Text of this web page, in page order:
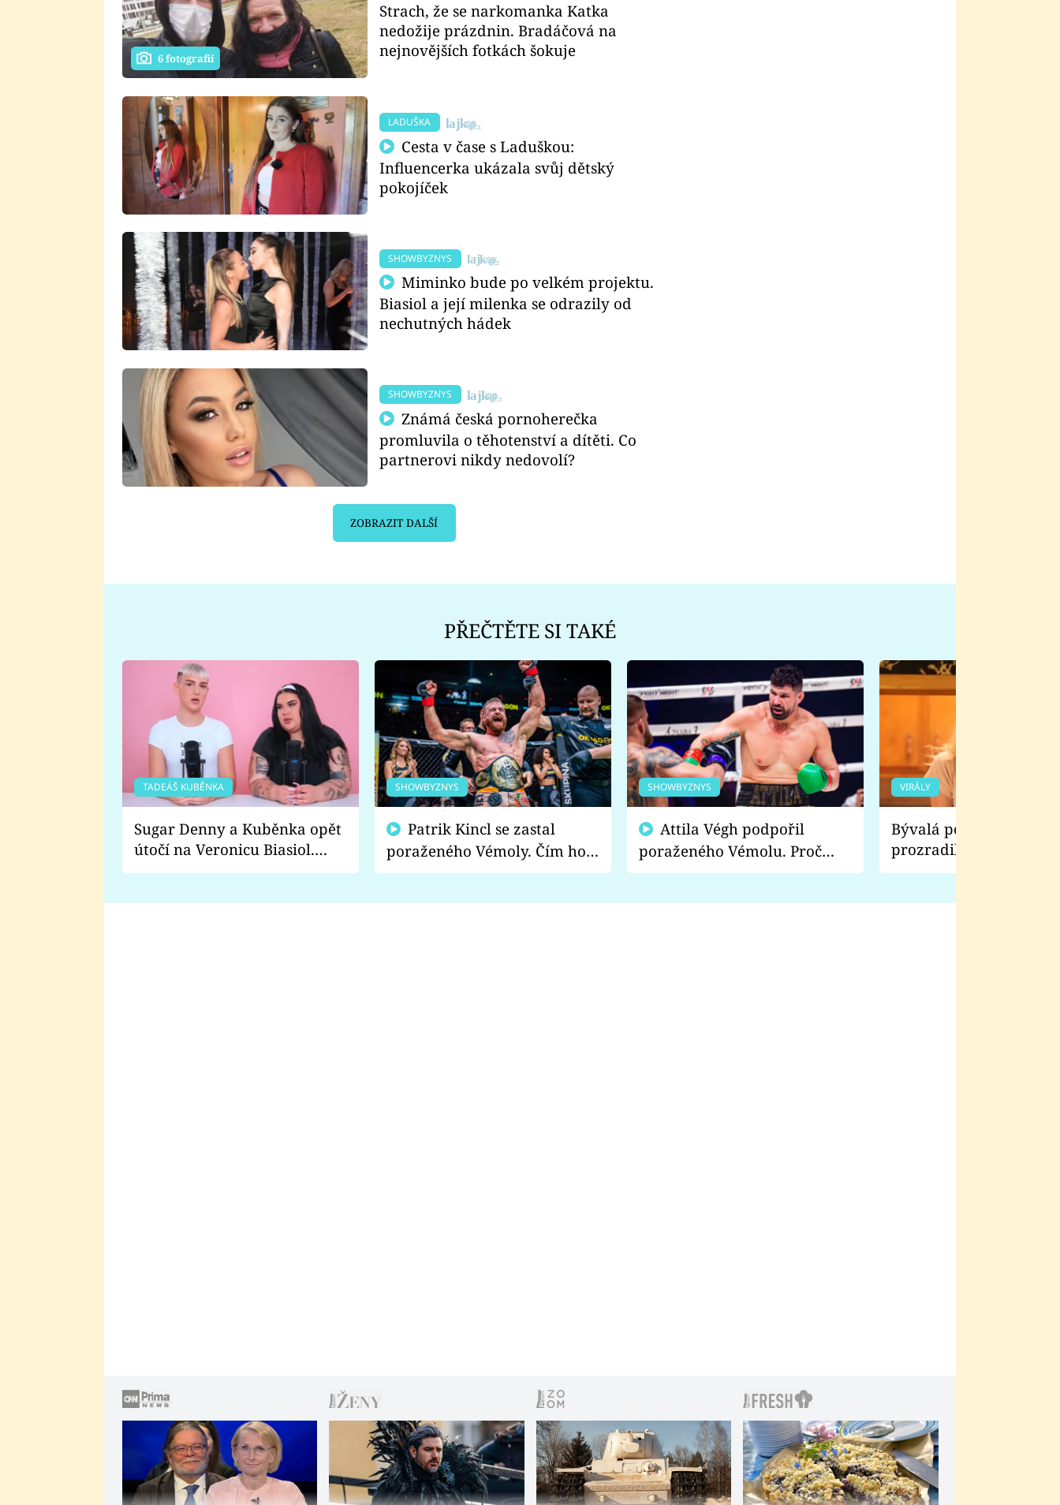
6 fotografií
Strach, že se narkomanka Katka
nedožije prázdnin. Bradáčová na
nejnovějších fotkách šokuje
LADUŠKA
Cesta v čase s Laduškou:
Influencerka ukázala svůj dětský
pokojíček
SHOWBYZNYS
Miminko bude po velkém projektu.
Biasiol a její milenka se odrazily od
nechutných hádek
SHOWBYZNYS
Známá česká pornoherečka
promluvila o těhotenství a dítěti. Co
partnerovi nikdy nedovolí?
ZOBRAZIT DALŠÍ
PŘEČTĚTE SI TAKÉ
TADEÁŠ KUBĚNKA
Sugar Denny a Kuběnka opět
útočí na Veronicu Biasiol.
Proč je podle nich falešná a
SHOWBYZNYS
poraženého Vémoly. Čím ho
fanoušci naštvali?
SHOWBYZNYS
poraženého Vémolu. Proč
chce raději zápasit s ním než
VIRÁLY
Bývalá pornoherečka
prozradila, co ji
natáčení Euforie.